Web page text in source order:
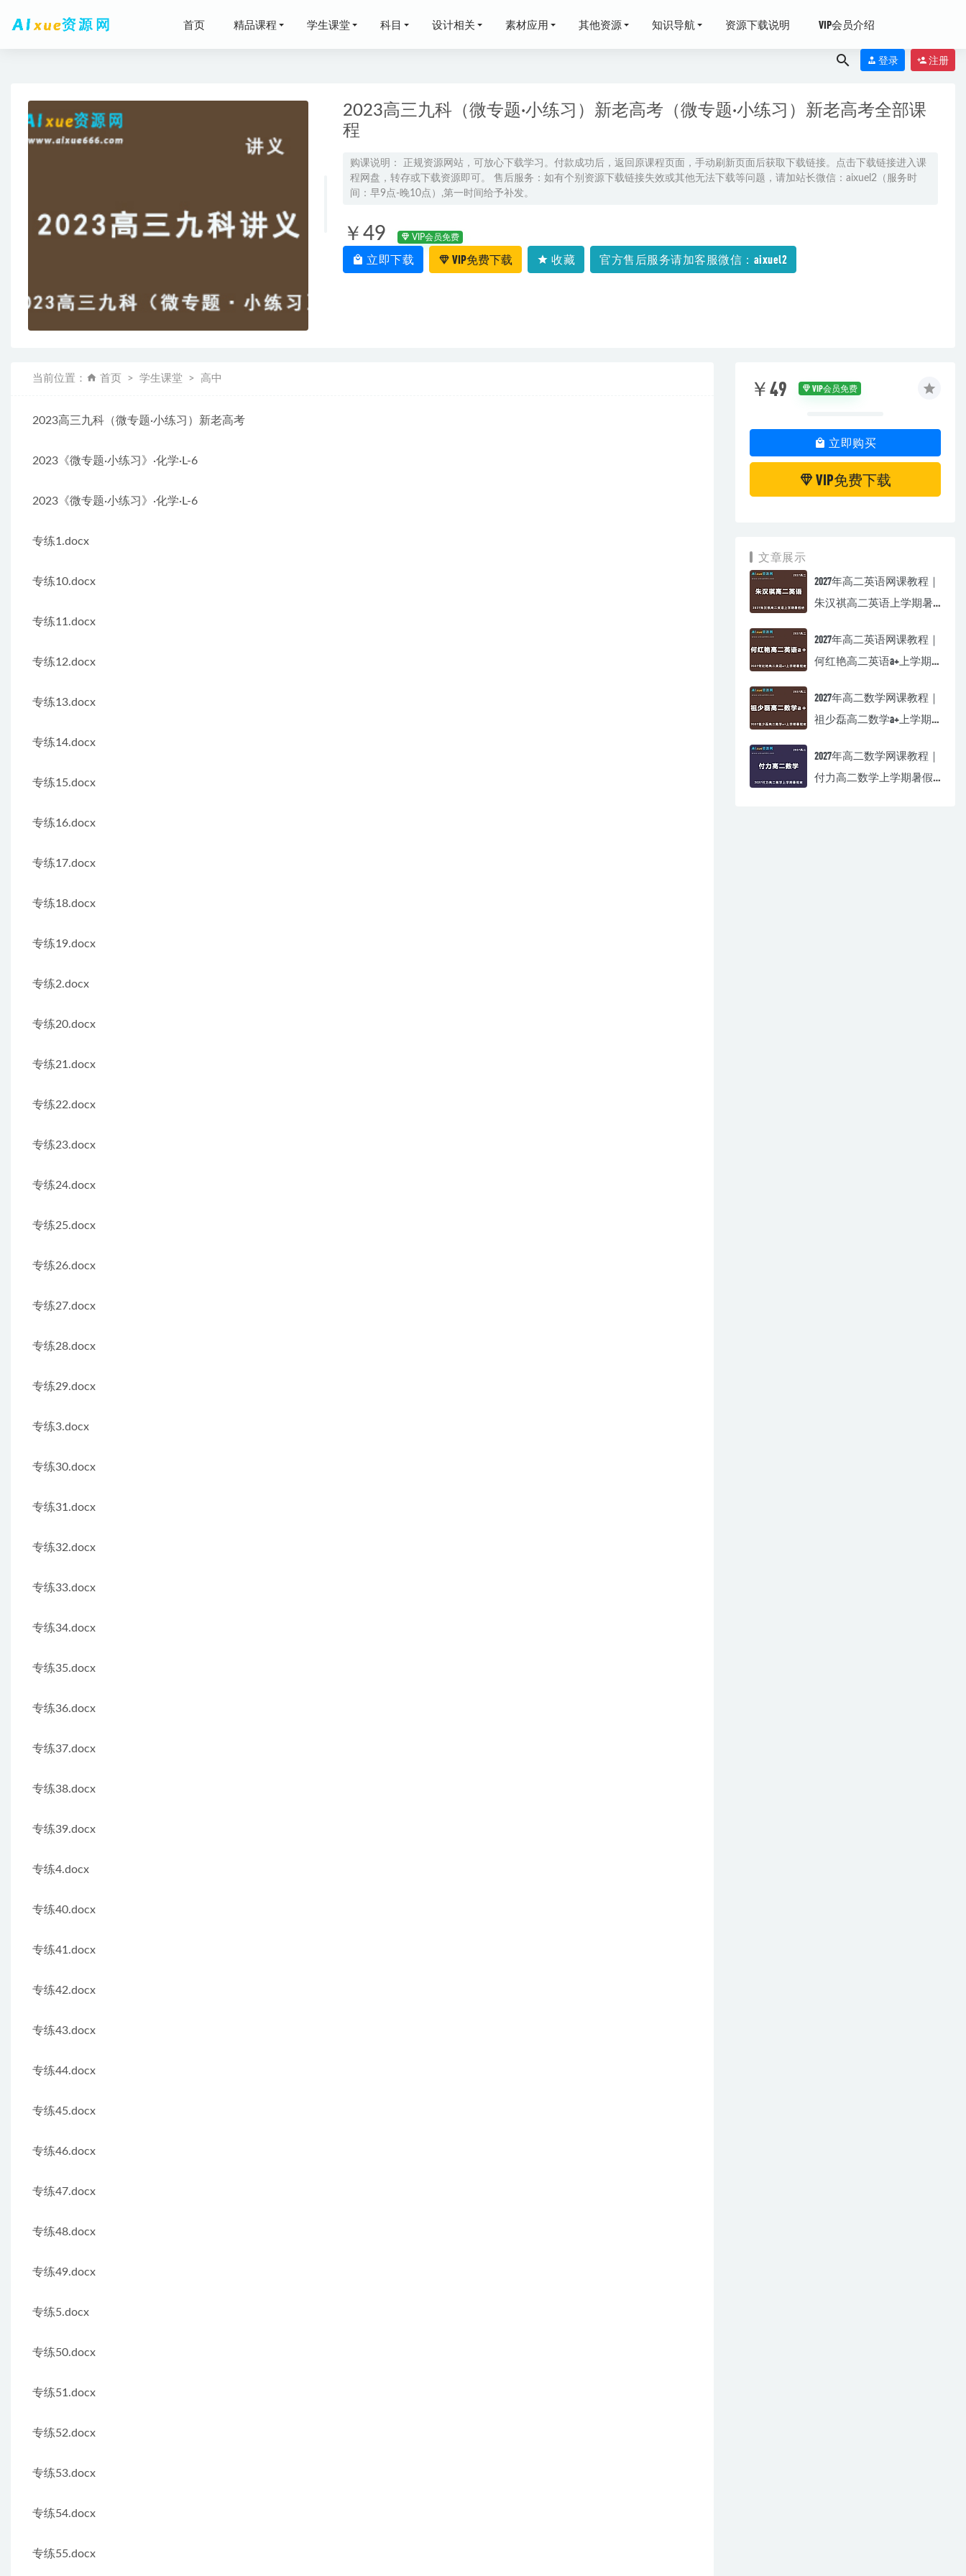
首页 精品课程 学生课堂 科目 设计相关 素材应用 其他资源 知识导航 资源下载说明 VIP会员介绍
登录 注册
2023高三九科（微专题·小练习）新老高考（微专题·小练习）新老高考全部课
程
购课说明： 正规资源网站，可放心下载学习。付款成功后，返回原课程页面，手动刷新页面后获取下载链接。点击下载链接进入课
程网盘，转存或下载资源即可。 售后服务：如有个别资源下载链接失效或其他无法下载等问题，请加站长微信：aixuel2（服务时
间：早9点-晚10点）,第一时间给予补发。
￥49 VIP会员免费
立即下载 VIP免费下载 收藏 官方售后服务请加客服微信：aixuel2
当前位置： 首页 学生课堂 高中
2023高三九科（微专题·小练习）新老高考
2023《微专题·小练习》·化学·L-6
2023《微专题·小练习》·化学·L-6
专练1.docx
专练10.docx
专练11.docx
专练12.docx
专练13.docx
专练14.docx
专练15.docx
专练16.docx
专练17.docx
专练18.docx
专练19.docx
专练2.docx
专练20.docx
专练21.docx
专练22.docx
专练23.docx
专练24.docx
专练25.docx
专练26.docx
专练27.docx
专练28.docx
专练29.docx
专练3.docx
专练30.docx
专练31.docx
专练32.docx
专练33.docx
专练34.docx
专练35.docx
专练36.docx
专练37.docx
专练38.docx
专练39.docx
专练4.docx
专练40.docx
专练41.docx
专练42.docx
专练43.docx
专练44.docx
专练45.docx
专练46.docx
专练47.docx
专练48.docx
专练49.docx
专练5.docx
专练50.docx
专练51.docx
专练52.docx
专练53.docx
专练54.docx
专练55.docx
￥49 VIP会员免费
立即购买
VIP免费下载
文章展示
2027年高二英语网课教程｜
朱汉祺高二英语上学期暑
2027年高二英语网课教程｜
何红艳高二英语a+上学期
2027年高二数学网课教程｜
祖少磊高二数学a+上学期
2027年高二数学网课教程｜
付力高二数学上学期暑假
2027高二语文上学期网课｜罗斐然高二语文暑假班视频教程 2026-07-26
2022年国家玮高中语文全年联报班教学课程高考复习一轮二轮网课教程，74.77G学习资
料百度网盘资源下载
2024高三政治二三轮复习寒春班
2024高三英语网课高考英语一轮复习暑秋班 2024-03-07
2026年龙坚高二英语上学期秋季班 2025-09-18